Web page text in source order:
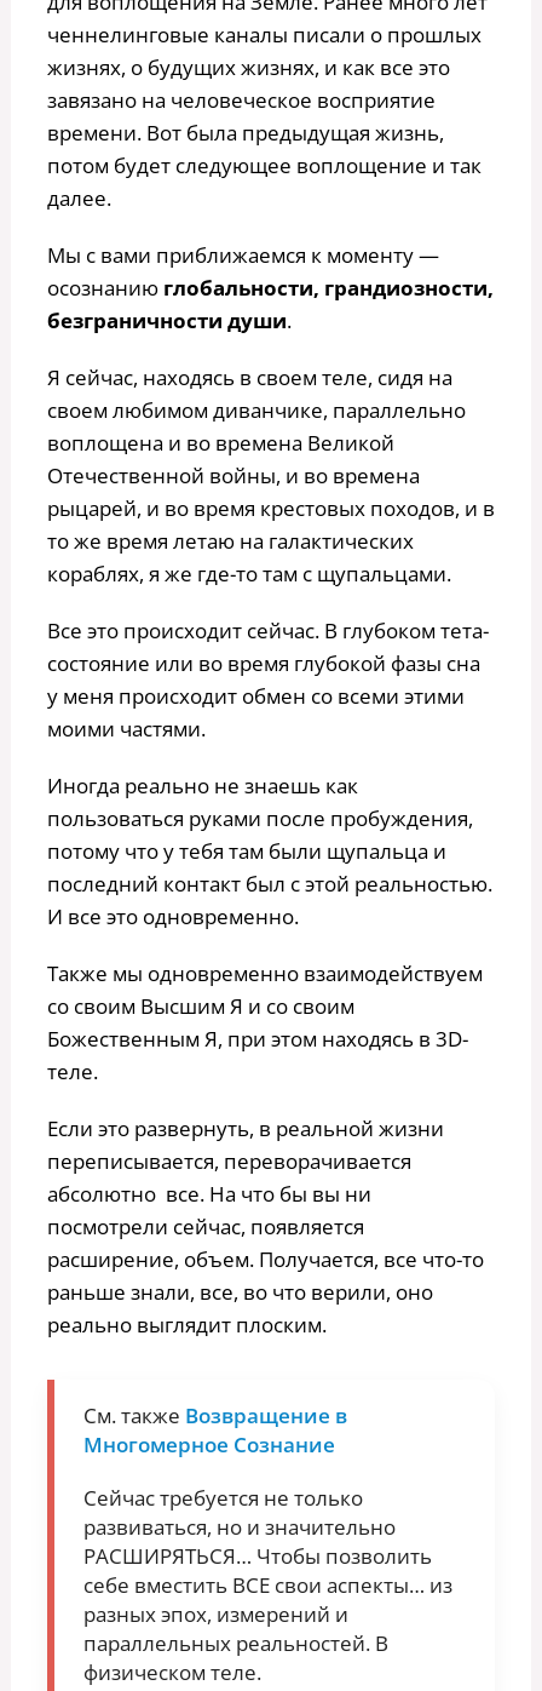
ченнелинговые каналы писали о прошлых
жизнях, о будущих жизнях, и как все это
завязано на человеческое восприятие
времени. Вот была предыдущая жизнь,
потом будет следующее воплощение и так
далее.
Мы с вами приближаемся к моменту —
осознанию глобальности, грандиозности,
безграничности души.
Я сейчас, находясь в своем теле, сидя на
своем любимом диванчике, параллельно
воплощена и во времена Великой
Отечественной войны, и во времена
рыцарей, и во время крестовых походов, и в
то же время летаю на галактических
кораблях, я же где-то там с щупальцами.
Все это происходит сейчас. В глубоком тета-
состояние или во время глубокой фазы сна
у меня происходит обмен со всеми этими
моими частями.
Иногда реально не знаешь как
пользоваться руками после пробуждения,
потому что у тебя там были щупальца и
последний контакт был с этой реальностью.
И все это одновременно.
Также мы одновременно взаимодействуем
со своим Высшим Я и со своим
Божественным Я, при этом находясь в 3D-
теле.
Если это развернуть, в реальной жизни
переписывается, переворачивается
абсолютно все. На что бы вы ни
посмотрели сейчас, появляется
расширение, объем. Получается, все что-то
раньше знали, все, во что верили, оно
реально выглядит плоским.
См. также Возвращение в
Многомерное Сознание
Сейчас требуется не только
развиваться, но и значительно
РАСШИРЯТЬСЯ… Чтобы позволить
себе вместить ВСЕ свои аспекты… из
разных эпох, измерений и
параллельных реальностей. В
физическом теле.